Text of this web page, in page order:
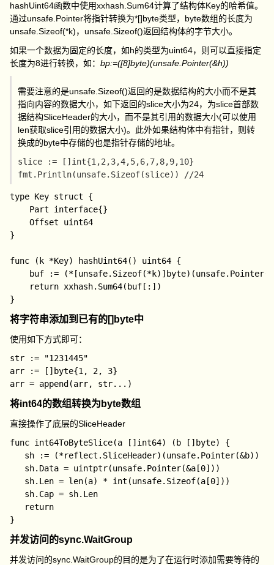
hashUint64函数中使用xxhash.Sum64计算了结构体Key的哈希值。
通过unsafe.Pointer将指针转换为*[]byte类型，byte数组的长度为
unsafe.Sizeof(*k)，unsafe.Sizeof()返回结构体的字节大小。
如果一个数据为固定的长度，如h的类型为uint64，则可以直接指定
长度为8进行转换，如：bp:=([8]byte)(unsafe.Pointer(&h))
需要注意的是unsafe.Sizeof()返回的是数据结构的大小而不是其
指向内容的数据大小，如下返回的slice大小为24，为slice首部数
据结构SliceHeader的大小，而不是其引用的数据大小(可以使用
len获取slice引用的数据大小)。此外如果结构体中有指针，则转
换成的byte中存储的也是指针存储的地址。
slice := []int{1,2,3,4,5,6,7,8,9,10}
type Key struct {
	Offset uint64
}
func (k *Key) hashUint64() uint64 {
将字符串添加到已有的[]byte中
使用如下方式即可：
str := "1231445"
arr := []byte{1, 2, 3}
将int64的数组转换为byte数组
直接操作了底层的SliceHeader
func int64ToByteSlice(a []int64) (b []byte) {
   sh := (*reflect.SliceHeader)(unsafe.Pointer(&b))
   sh.Data = uintptr(unsafe.Pointer(&a[0]))
   sh.Len = len(a) * int(unsafe.Sizeof(a[0]))
   sh.Cap = sh.Len
   return
并发访问的sync.WaitGroup
并发访问的sync.WaitGroup的目的是为了在运行时添加需要等待的